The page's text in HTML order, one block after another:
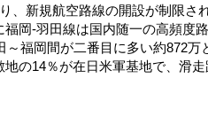
、新規航空路線の開設が制限さ
岡-羽田線は国内随一の高頻度
福岡間が二番目に多い約872
の14％が在日米軍基地で、滑